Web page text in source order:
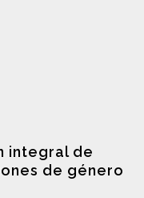
integral de
de género